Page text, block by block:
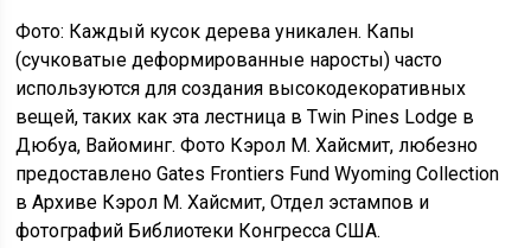
Фото: Каждый кусок дерева уникален. Капы
(сучковатые деформированные наросты) часто
используются для создания высокодекоративных
вещей, таких как эта лестница в Twin Pines Lodge в
Дюбуа, Вайоминг. Фото Кэрол М. Хайсмит, любезно
предоставлено Gates Frontiers Fund Wyoming Collection
в Архиве Кэрол М. Хайсмит, Отдел эстампов и
фотографий Библиотеки Конгресса США.